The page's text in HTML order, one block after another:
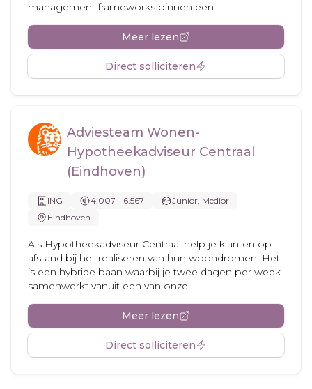
management frameworks binnen een...
Meer lezen
Direct solliciteren
Adviesteam Wonen-
Hypotheekadviseur Centraal
(Eindhoven)
ING 4.007 - 6.567
Junior, Medior
Eindhoven
Als Hypotheekadviseur Centraal help je klanten op
afstand bij het realiseren van hun woondromen. Het
is een hybride baan waarbij je twee dagen per week
samenwerkt vanuit een van onze...
Meer lezen
Direct solliciteren